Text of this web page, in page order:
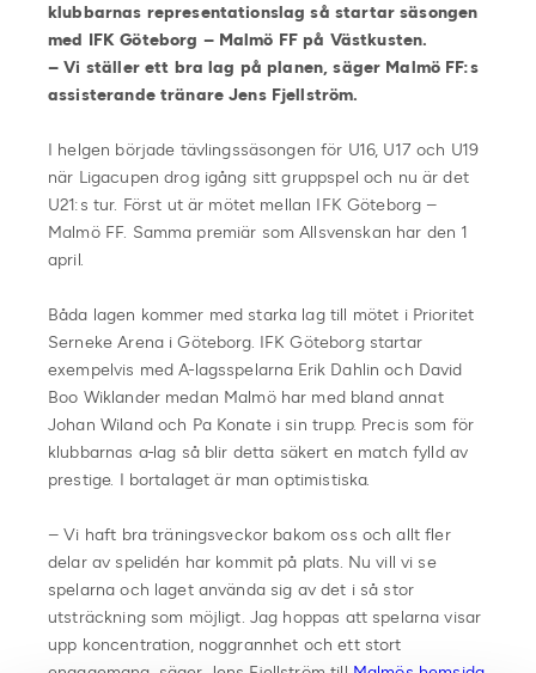
klubbarnas representationslag så startar säsongen
med IFK Göteborg – Malmö FF på Västkusten.
– Vi ställer ett bra lag på planen, säger Malmö FF:s
assisterande tränare Jens Fjellström.
I helgen började tävlingssäsongen för U16, U17 och U19
när Ligacupen drog igång sitt gruppspel och nu är det
U21:s tur. Först ut är mötet mellan IFK Göteborg –
Malmö FF. Samma premiär som Allsvenskan har den 1
april.
Båda lagen kommer med starka lag till mötet i Prioritet
Serneke Arena i Göteborg. IFK Göteborg startar
exempelvis med A-lagsspelarna Erik Dahlin och David
Boo Wiklander medan Malmö har med bland annat
Johan Wiland och Pa Konate i sin trupp. Precis som för
klubbarnas a-lag så blir detta säkert en match fylld av
prestige. I bortalaget är man optimistiska.
– Vi haft bra träningsveckor bakom oss och allt fler
delar av spelidén har kommit på plats. Nu vill vi se
spelarna och laget använda sig av det i så stor
utsträckning som möjligt. Jag hoppas att spelarna visar
upp koncentration, noggrannhet och ett stort